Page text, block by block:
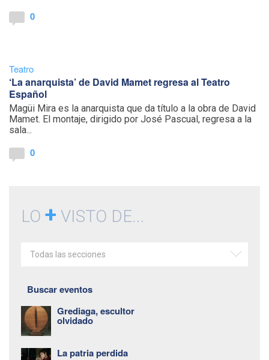
0
Teatro
‘La anarquista’ de David Mamet regresa al Teatro
Español
Magüi Mira es la anarquista que da título a la obra de David
Mamet. El montaje, dirigido por José Pascual, regresa a la
sala...
0
LO + VISTO DE...
Todas las secciones
Buscar eventos
Grediaga, escultor
olvidado
La patria perdida